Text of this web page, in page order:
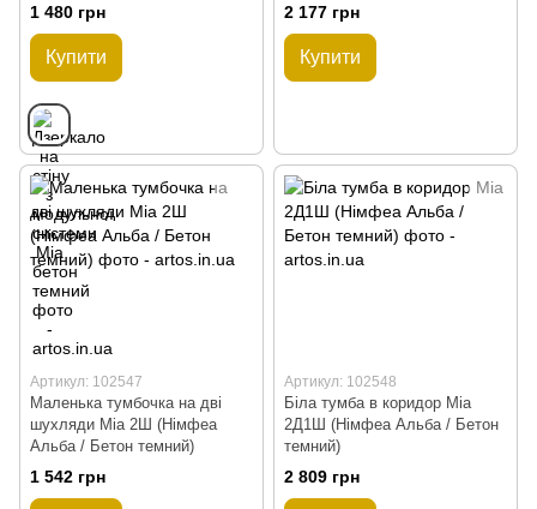
1 480 грн
Купити
2 177 грн
Купити
Артикул: 102547
Маленька тумбочка на дві
шухляди Mia 2Ш (Німфеа
Альба / Бетон темний)
1 542 грн
Артикул: 102548
Біла тумба в коридор Mia
2Д1Ш (Німфеа Альба / Бетон
темний)
2 809 грн